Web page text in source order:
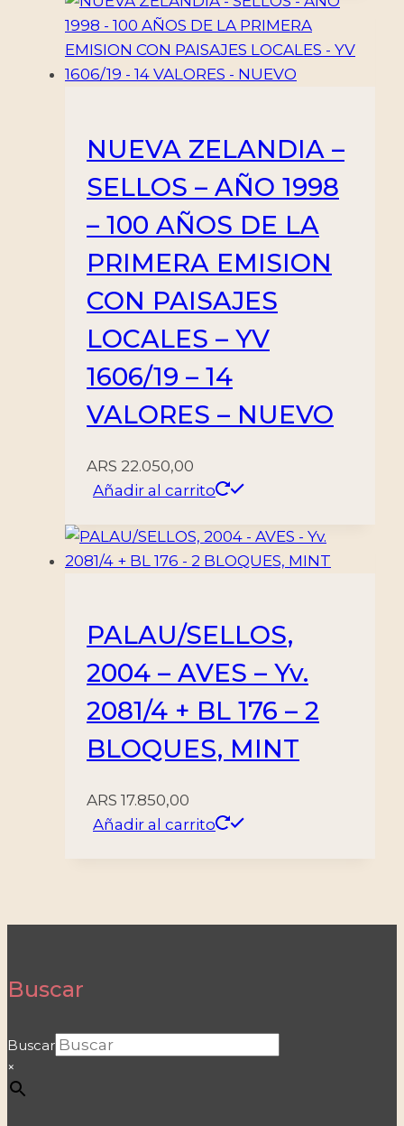
NUEVA ZELANDIA –
SELLOS – AÑO 1998
– 100 AÑOS DE LA
PRIMERA EMISION
CON PAISAJES
LOCALES – YV
1606/19 – 14
VALORES – NUEVO
ARS 22.050,00
Añadir al carrito
PALAU/SELLOS,
2004 – AVES – Yv.
2081/4 + BL 176 – 2
BLOQUES, MINT
ARS 17.850,00
Añadir al carrito
Buscar
Buscar
×